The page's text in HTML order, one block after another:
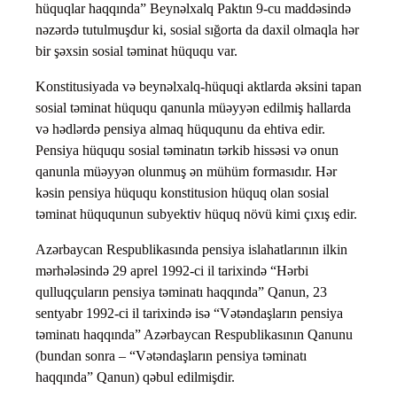
hüquqlar haqqında” Beynəlxalq Paktın 9-cu maddəsində
nəzərdə tutulmuşdur ki, sosial sığorta da daxil olmaqla hər
bir şəxsin sosial təminat hüququ var.
Konstitusiyada və beynəlxalq-hüquqi aktlarda əksini tapan
sosial təminat hüququ qanunla müəyyən edilmiş hallarda
və hədlərdə pensiya almaq hüququnu da ehtiva edir.
Pensiya hüququ sosial təminatın tərkib hissəsi və onun
qanunla müəyyən olunmuş ən mühüm formasıdır. Hər
kəsin pensiya hüququ konstitusion hüquq olan sosial
təminat hüququnun subyektiv hüquq növü kimi çıxış edir.
Azərbaycan Respublikasında pensiya islahatlarının ilkin
mərhələsində 29 aprel 1992-ci il tarixində “Hərbi
qulluqçuların pensiya təminatı haqqında” Qanun, 23
sentyabr 1992-ci il tarixində isə “Vətəndaşların pensiya
təminatı haqqında” Azərbaycan Respublikasının Qanunu
(bundan sonra – “Vətəndaşların pensiya təminatı
haqqında” Qanun) qəbul edilmişdir.